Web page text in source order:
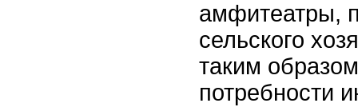
амфитеатры,
сельского
таким
потребности